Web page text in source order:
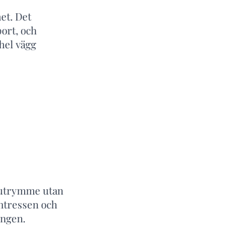
Det
och
vägg
utan
och